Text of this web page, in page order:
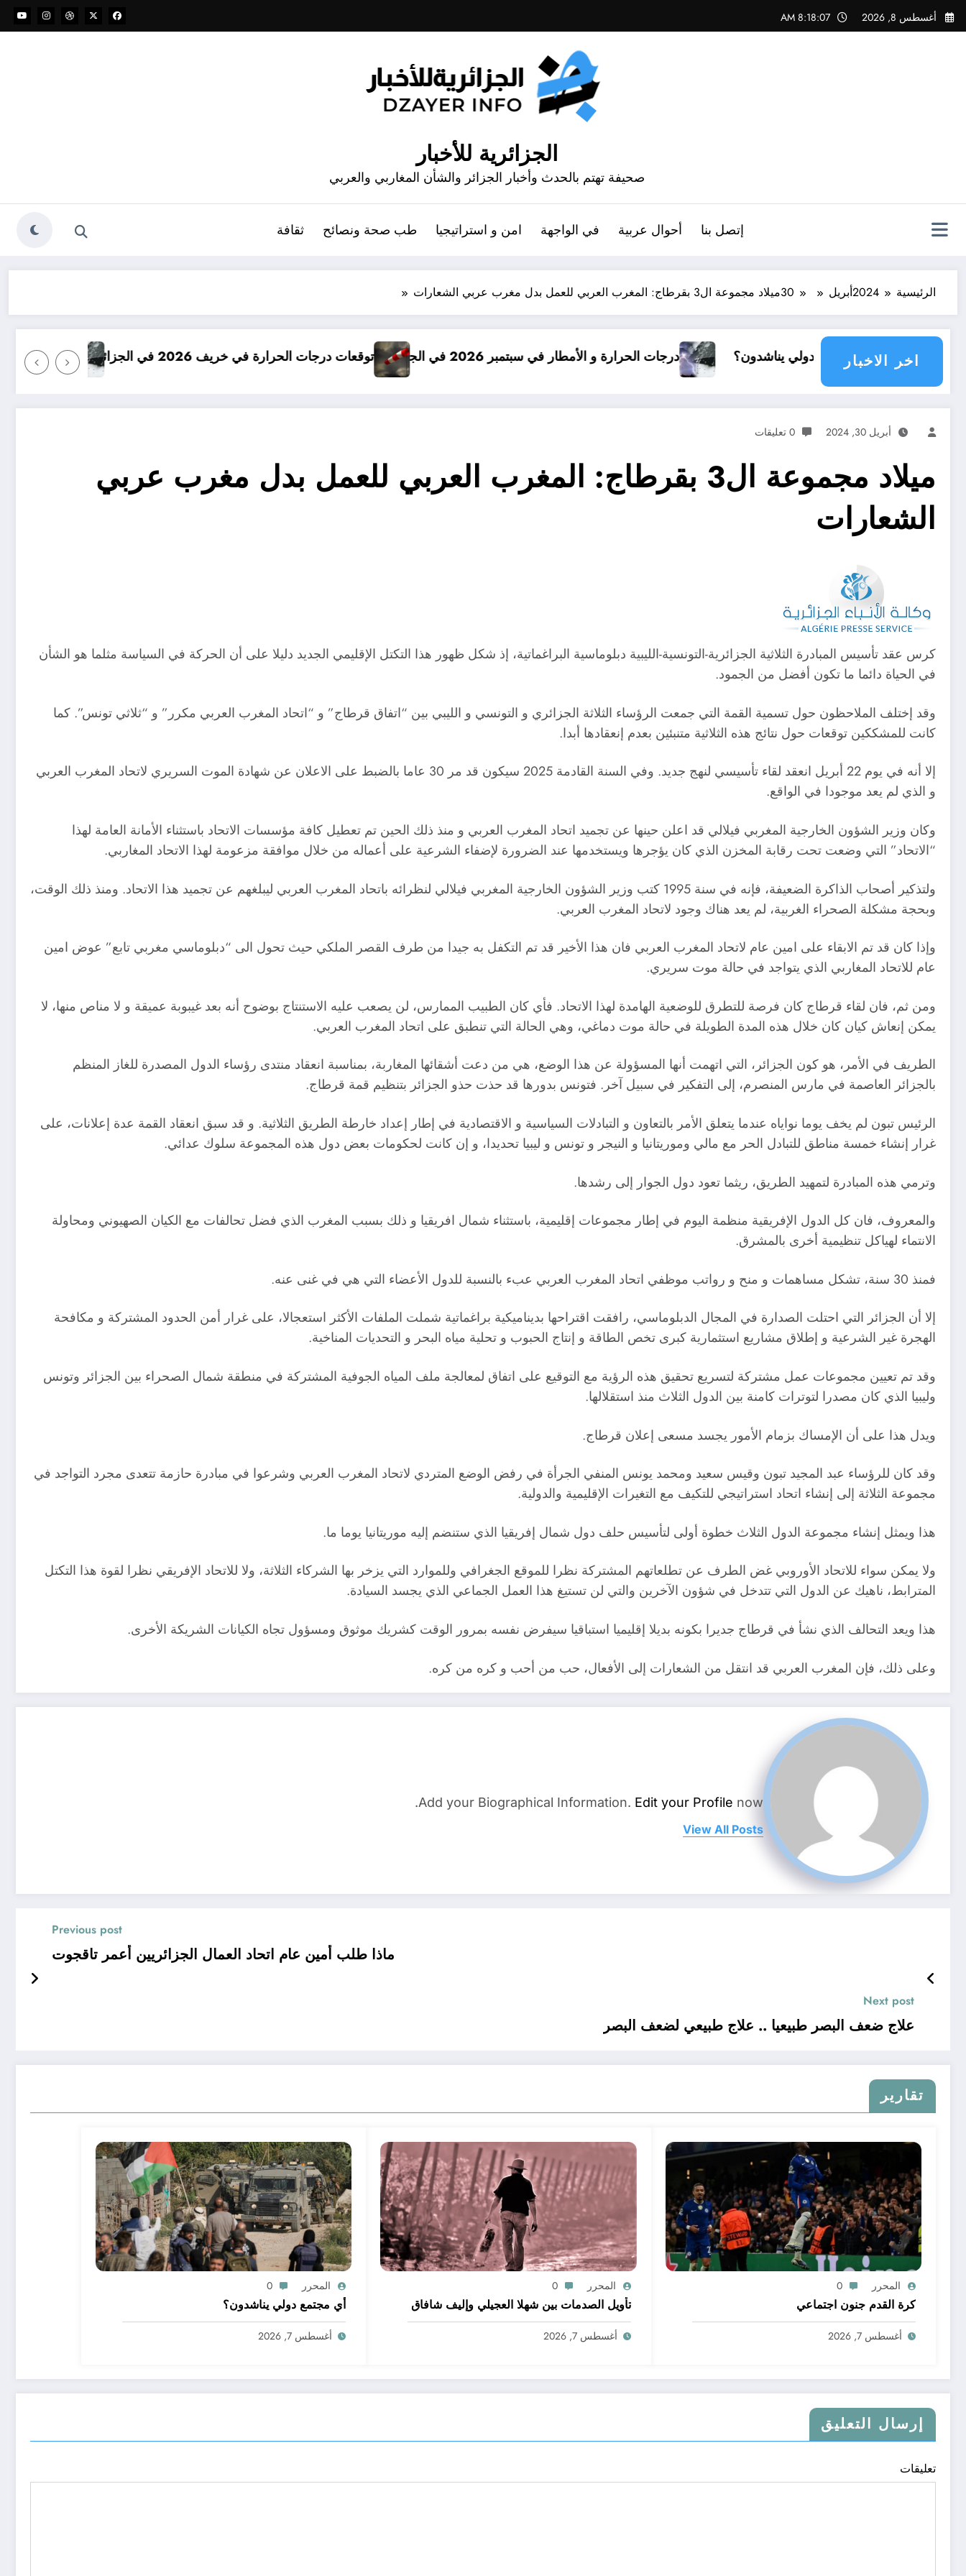
التجاوز
إلى
أغسطس 8, 2026 8:18:08 AM
الجزائرية للأخبار
صحيفة تهتم بالحدث وأخبار الجزائر والشأن المغاربي والعربي
إتصل بنا أحوال عربية في الواجهة امن و استراتيجيا طب صحة ونصائح ثقافة
الرئيسية 2024أبريل 30ميلاد مجموعة ال3 بقرطاج: المغرب العربي للعمل بدل مغرب عربي الشعارات
اخر الاخبار
دولي يناشدون؟ درجات الحرارة و الأمطار في سبتمبر 2026 في الجزائر توقعات درجات الحرارة في خريف 2026 في الجزائر امطار بكميات كبيرة جدا متوقعة في
أبريل 30, 2024 0 تعليقات
ميلاد مجموعة ال3 بقرطاج: المغرب العربي للعمل بدل مغرب عربي
الشعارات
كرس عقد تأسيس المبادرة الثلاثية الجزائرية-التونسية-الليبية دبلوماسية البراغماتية، إذ شكل ظهور هذا التكتل الإقليمي الجديد دليلا على أن الحركة في السياسة مثلما هو الشأن
في الحياة دائما ما تكون أفضل من الجمود.
وقد إختلف الملاحظون حول تسمية القمة التي جمعت الرؤساء الثلاثة الجزائري و التونسي و الليبي بين “اتفاق قرطاج” و “اتحاد المغرب العربي مكرر” و “ثلاثي تونس”. كما
كانت للمشككين توقعات حول نتائج هذه الثلاثية متنبئين بعدم إنعقادها أبدا.
إلا أنه في يوم 22 أبريل انعقد لقاء تأسيسي لنهج جديد. وفي السنة القادمة 2025 سيكون قد مر 30 عاما بالضبط على الاعلان عن شهادة الموت السريري لاتحاد المغرب العربي
و الذي لم يعد موجودا في الواقع.
وكان وزير الشؤون الخارجية المغربي فيلالي قد اعلن حينها عن تجميد اتحاد المغرب العربي و منذ ذلك الحين تم تعطيل كافة مؤسسات الاتحاد باستثناء الأمانة العامة لهذا
“الاتحاد” التي وضعت تحت رقابة المخزن الذي كان يؤجرها ويستخدمها عند الضرورة لإضفاء الشرعية على أعماله من خلال موافقة مزعومة لهذا الاتحاد المغاربي.
ولتذكير أصحاب الذاكرة الضعيفة، فإنه في سنة 1995 كتب وزير الشؤون الخارجية المغربي فيلالي لنظرائه باتحاد المغرب العربي ليبلغهم عن تجميد هذا الاتحاد. ومنذ ذلك الوقت،
وبحجة مشكلة الصحراء الغربية، لم يعد هناك وجود لاتحاد المغرب العربي.
وإذا كان قد تم الابقاء على امين عام لاتحاد المغرب العربي فان هذا الأخير قد تم التكفل به جيدا من طرف القصر الملكي حيث تحول الى “دبلوماسي مغربي تابع” عوض امين
عام للاتحاد المغاربي الذي يتواجد في حالة موت سريري.
ومن ثم، فان لقاء قرطاج كان فرصة للتطرق للوضعية الهامدة لهذا الاتحاد. فأي كان الطبيب الممارس، لن يصعب عليه الاستنتاج بوضوح أنه بعد غيبوبة عميقة و لا مناص منها، لا
يمكن إنعاش كيان كان خلال هذه المدة الطويلة في حالة موت دماغي، وهي الحالة التي تنطبق على اتحاد المغرب العربي.
الطريف في الأمر، هو كون الجزائر، التي اتهمت أنها المسؤولة عن هذا الوضع، هي من دعت أشقائها المغاربة، بمناسبة انعقاد منتدى رؤساء الدول المصدرة للغاز المنظم
بالجزائر العاصمة في مارس المنصرم، إلى التفكير في سبيل آخر. فتونس بدورها قد حذت حذو الجزائر بتنظيم قمة قرطاج.
الرئيس تبون لم يخف يوما نواياه عندما يتعلق الأمر بالتعاون و التبادلات السياسية و الاقتصادية في إطار إعداد خارطة الطريق الثلاثية. و قد سبق انعقاد القمة عدة إعلانات، على
غرار إنشاء خمسة مناطق للتبادل الحر مع مالي وموريتانيا و النيجر و تونس و ليبيا تحديدا، و إن كانت لحكومات بعض دول هذه المجموعة سلوك عدائي.
وترمي هذه المبادرة لتمهيد الطريق، ريثما تعود دول الجوار إلى رشدها.
والمعروف، فان كل الدول الإفريقية منظمة اليوم في إطار مجموعات إقليمية، باستثناء شمال افريقيا و ذلك بسبب المغرب الذي فضل تحالفات مع الكيان الصهيوني ومحاولة
الانتماء لهياكل تنظيمية أخرى بالمشرق.
فمنذ 30 سنة، تشكل مساهمات و منح و رواتب موظفي اتحاد المغرب العربي عبء بالنسبة للدول الأعضاء التي هي في غنى عنه.
إلا أن الجزائر التي احتلت الصدارة في المجال الدبلوماسي، رافقت اقتراحها بديناميكية براغماتية شملت الملفات الأكثر استعجالا، على غرار أمن الحدود المشتركة و مكافحة
الهجرة غير الشرعية و إطلاق مشاريع استثمارية كبرى تخص الطاقة و إنتاج الحبوب و تحلية مياه البحر و التحديات المناخية.
وقد تم تعيين مجموعات عمل مشتركة لتسريع تحقيق هذه الرؤية مع التوقيع على اتفاق لمعالجة ملف المياه الجوفية المشتركة في منطقة شمال الصحراء بين الجزائر وتونس
وليبيا الذي كان مصدرا لتوترات كامنة بين الدول الثلاث منذ استقلالها.
ويدل هذا على أن الإمساك بزمام الأمور يجسد مسعى إعلان قرطاج.
وقد كان للرؤساء عبد المجيد تبون وقيس سعيد ومحمد يونس المنفي الجرأة في رفض الوضع المتردي لاتحاد المغرب العربي وشرعوا في مبادرة حازمة تتعدى مجرد التواجد في
مجموعة الثلاثة إلى إنشاء اتحاد استراتيجي للتكيف مع التغيرات الإقليمية والدولية.
هذا ويمثل إنشاء مجموعة الدول الثلاث خطوة أولى لتأسيس حلف دول شمال إفريقيا الذي ستنضم إليه موريتانيا يوما ما.
ولا يمكن سواء للاتحاد الأوروبي غض الطرف عن تطلعاتهم المشتركة نظرا للموقع الجغرافي وللموارد التي يزخر بها الشركاء الثلاثة، ولا للاتحاد الإفريقي نظرا لقوة هذا التكتل
المترابط، ناهيك عن الدول التي تتدخل في شؤون الآخرين والتي لن تستيغ هذا العمل الجماعي الذي يجسد السيادة.
هذا ويعد التحالف الذي نشأ في قرطاج جديرا بكونه بديلا إقليميا استباقيا سيفرض نفسه بمرور الوقت كشريك موثوق ومسؤول تجاه الكيانات الشريكة الأخرى.
وعلى ذلك، فإن المغرب العربي قد انتقل من الشعارات إلى الأفعال، حب من أحب و كره من كره.
Add your Biographical Information. Edit your Profile now.
View All Posts
Previous post
ماذا طلب أمين عام اتحاد العمال الجزائريين أعمر تاقجوت
Next post
علاج ضعف البصر طبيعيا .. علاج طبيعي لضعف البصر
تقارير
المحرر 0
كرة القدم جنون اجتماعي
أغسطس 7, 2026
المحرر 0
تأويل الصدمات بين شهلا العجيلي وإليف شافاق
أغسطس 7, 2026
المحرر 0
أي مجتمع دولي يناشدون؟
أغسطس 7, 2026
إرسال التعليق
تعليقات